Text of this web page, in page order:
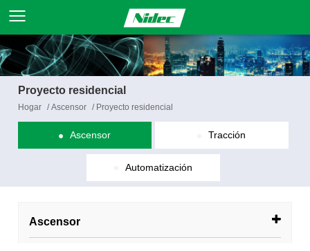
Proyecto residencial
Hogar /Ascensor / Proyecto residencial
Ascensor Tracción
Automatización
Ascensor